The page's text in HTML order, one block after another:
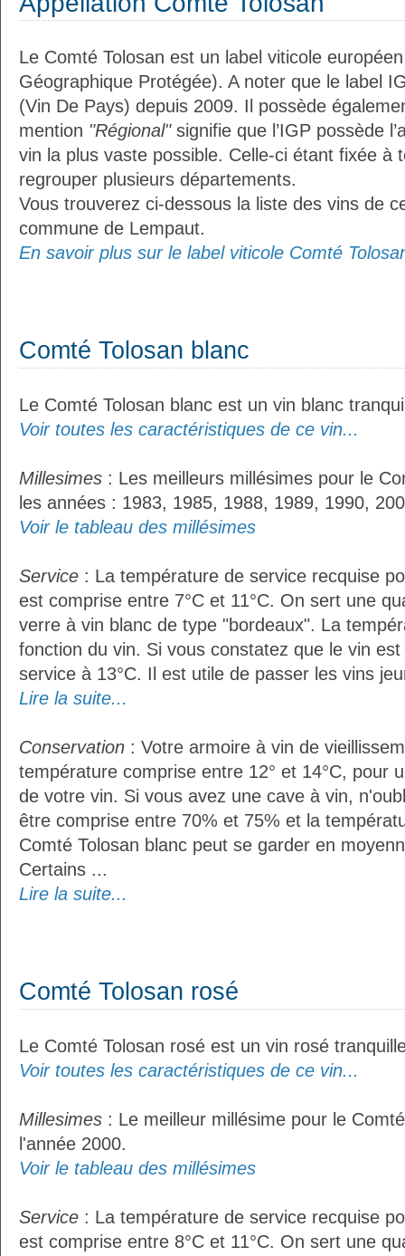
Le Comté Tolosan est un label viticole
Géographique Protégée). A noter que le label
(Vin De Pays) depuis 2009. Il possède
mention "Régional"signifie que l’IGP possède
vin la plus vaste possible. Celle-ci étant fixée à
regrouper plusieurs départements.
Vous trouverez ci-dessous la liste des vins de
commune de Lempaut.
En savoir plus sur le label viticole Comté
Comté Tolosan blanc
Le Comté Tolosan blanc est un vin blanc
Voir toutes les caractéristiques de ce vin...
Millesimes : Les meilleurs millésimes pour le
les années : 1983, 1985, 1988, 1989, 1990,
Voir le tableau des millésimes
Service : La température de service recquise
est comprise entre 7°C et 11°C. On sert une
verre à vin blanc de type "bordeaux". La
fonction du vin. Si vous constatez que le vin
service à 13°C. Il est utile de passer les vins
Lire la suite...
Conservation : Votre armoire à vin de
température comprise entre 12° et 14°C, pour
de votre vin. Si vous avez une cave à vin,
être comprise entre 70% et 75% et la
Comté Tolosan blanc peut se garder en
Certains ...
Lire la suite...
Comté Tolosan rosé
Le Comté Tolosan rosé est un vin rosé
Voir toutes les caractéristiques de ce vin...
Millesimes : Le meilleur millésime pour le
l'année 2000.
Voir le tableau des millésimes
Service : La température de service recquise
est comprise entre 8°C et 11°C. On sert une